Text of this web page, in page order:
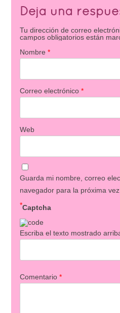
Deja una
Tu dirección de correo
campos obligatorios están
Nombre *
Correo electrónico *
Web
Guarda mi nombre, correo
navegador para la próxima
Captcha
*
Escriba el texto mostrado
Comentario *